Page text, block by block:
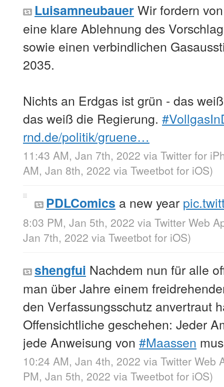
LuisamneubauerWir fordern
eine klare Ablehnung des
sowie einen verbindlichen
2035.
Nichts an Erdgas ist grün - das
das weiß die Regierung.
rnd.de/politik/gruene…
11:43 AM, Jan 7th, 2022 via Twitter for
AM, Jan 8th, 2022 via Tweetbot for iΟS)
PDLComics a new year
8:03 PM, Jan 5th, 2022 via Twitter Web
Jan 7th, 2022 via Tweetbot for iΟS)
shengfui Nachdem nun für alle
man über Jahre einem
den Verfassungsschutz anvertraut
Offensichtliche geschehen: Jeder
jede Anweisung von #Maassen
10:24 AM, Jan 4th, 2022 via Twitter Web
PM, Jan 5th, 2022 via Tweetbot for iΟS)